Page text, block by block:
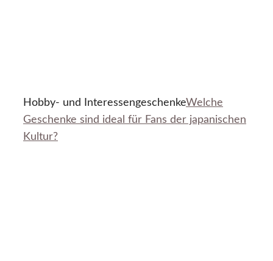
Hobby- und InteressengeschenkeWelche
Geschenke sind ideal für Fans der japanischen
Kultur?